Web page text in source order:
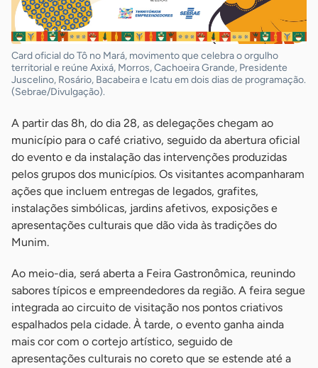
Card oficial do Tô no Mará, movimento que celebra o orgulho
territorial e reúne Axixá, Morros, Cachoeira Grande, Presidente
Juscelino, Rosário, Bacabeira e Icatu em dois dias de programação.
(Sebrae/Divulgação).
A partir das 8h, do dia 28, as delegações chegam ao
município para o café criativo, seguido da abertura oficial
do evento e da instalação das intervenções produzidas
pelos grupos dos municípios. Os visitantes acompanharam
ações que incluem entregas de legados, grafites,
instalações simbólicas, jardins afetivos, exposições e
apresentações culturais que dão vida às tradições do
Munim.
Ao meio-dia, será aberta a Feira Gastronômica, reunindo
sabores típicos e empreendedores da região. A feira segue
integrada ao circuito de visitação nos pontos criativos
espalhados pela cidade. À tarde, o evento ganha ainda
mais cor com o cortejo artístico, seguido de
apresentações culturais no coreto que se estende até a